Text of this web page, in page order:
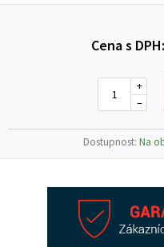
Cena s DPH:
–
+
Dostupnost: Na